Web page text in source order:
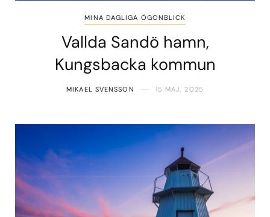
MINA DAGLIGA ÖGONBLICK
Vallda Sandö hamn,
Kungsbacka kommun
MIKAEL SVENSSON 15 MAJ, 2025